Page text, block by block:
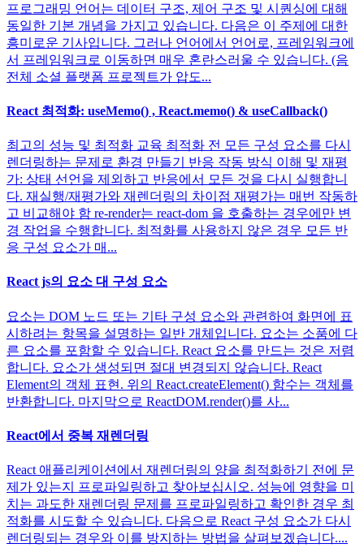
프로그래밍 언어는 데이터 구조, 제어 구조 및 시퀀싱에 대해
동일한 기본 개념을 가지고 있습니다. 다음은 이 주제에 대한
흥미로운 기사입니다. 그러나 언어에서 언어로, 프레임워크에
서 프레임워크로 이동하면 매우 혼란스러울 수 있습니다. (음
전체 소셜 플랫폼 프로젝트가 압도...
React 최적화: useMemo() , React.memo() & useCallback()
최고의 성능 및 최적화 교육 최적화 전 모든 구성 요소를 다시
렌더링하는 문제로 환경 만들기 반응 작동 방식 이해 및 재평
가: 상태 선언을 제외하고 반응에서 모든 것을 다시 실행합니
다. 재실행/재평가와 재렌더링의 차이점 재평가는 매번 작동하
고 비교해야 함 re-render는 react-dom 을 호출하는 경우에만 변
경 작업을 수행합니다. 최적화를 사용하지 않은 경우 모든 반
응 구성 요소가 매...
React js의 요소 대 구성 요소
요소는 DOM 노드 또는 기타 구성 요소와 관련하여 화면에 표
시하려는 항목을 설명하는 일반 개체입니다. 요소는 소품에 다
른 요소를 포함할 수 있습니다. React 요소를 만드는 것은 저렴
합니다. 요소가 생성되면 절대 변경되지 않습니다. React
Element의 객체 표현. 위의 React.createElement() 함수는 객체를
반환합니다. 마지막으로 ReactDOM.render()를 사...
React에서 중복 재렌더링
React 애플리케이션에서 재렌더링의 양을 최적화하기 전에 문
제가 있는지 프로파일링하고 찾아보십시오. 성능에 영향을 미
치는 과도한 재렌더링 문제를 프로파일링하고 확인한 경우 최
적화를 시도할 수 있습니다. 다음으로 React 구성 요소가 다시
렌더링되는 경우와 이를 방지하는 방법을 살펴보겠습니다....